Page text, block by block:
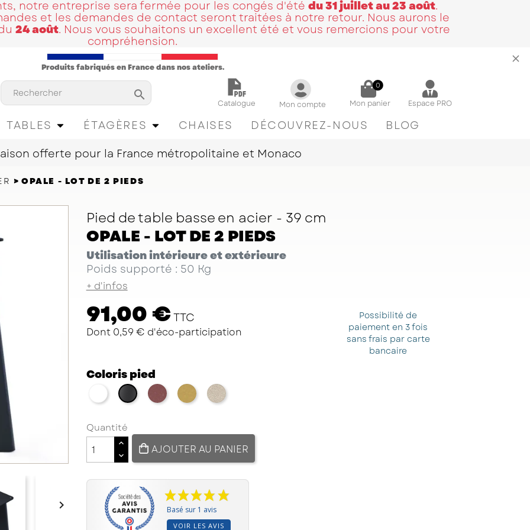
notre entreprise sera fermée pour les congés d'été du 31 juillet au 23 août.
et les demandes de contact seront traitées à notre retour. Nous aurons le
24 août. Nous vous souhaitons un excellent été et vous remercions pour votre
compréhension.
Produits fabriqués en France dans nos ateliers.

Rechercher Catalogue Mon compte
0
Mon panier Espace PRO
TABLES ÉTAGÈRES CHAISES DÉCOUVREZ-NOUS
BLOG
offerte pour la France métropolitaine et Monaco
OPALE - LOT DE 2 PIEDS

Pied de table basse en acier - 39 cm
OPALE - LOT DE 2 PIEDS
Utilisation intérieure et extérieure
Poids supporté : 50 Kg
+ d'infos
91,00 €TTC
Dont 0,59 € d'éco-participation
Possibilité de
paiement en 3 fois
sans frais par carte
bancaire
Coloris pied
blanc noir red brown métallisé
doré champagne
Quantité
AJOUTER AU PANIER
Basé sur 1 avis
VOIR LES AVIS